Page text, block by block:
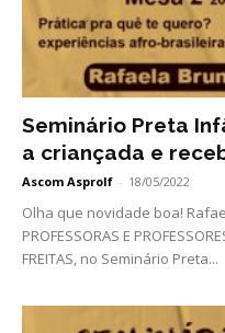
Seminário Preta
a criançada e
Ascom Asprolf - 18/05/2022
Olha que novidade boa!
PROFESSORAS E
FREITAS, no Seminário Preta...